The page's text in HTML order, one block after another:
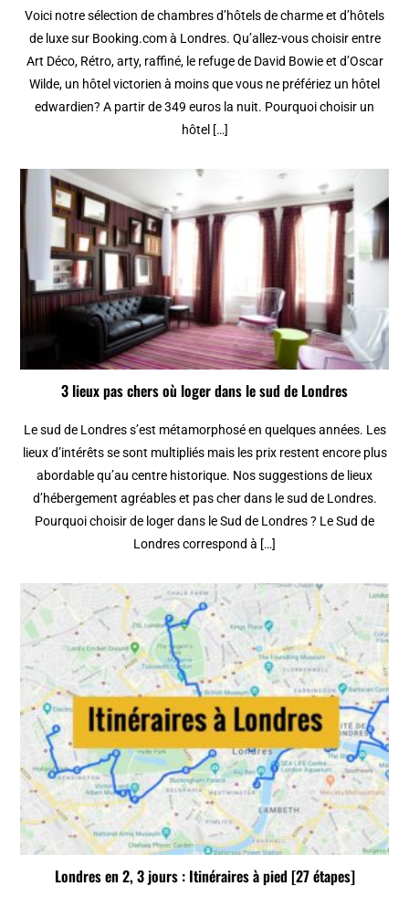
Voici notre sélection de chambres d’hôtels de charme et d’hôtels
de luxe sur Booking.com à Londres. Qu’allez-vous choisir entre
Art Déco, Rétro, arty, raffiné, le refuge de David Bowie et d’Oscar
Wilde, un hôtel victorien à moins que vous ne préfériez un hôtel
edwardien? A partir de 349 euros la nuit. Pourquoi choisir un
hôtel […]
3 lieux pas chers où loger dans le sud de Londres
Le sud de Londres s’est métamorphosé en quelques années. Les
lieux d’intérêts se sont multipliés mais les prix restent encore plus
abordable qu’au centre historique. Nos suggestions de lieux
d’hébergement agréables et pas cher dans le sud de Londres.
Pourquoi choisir de loger dans le Sud de Londres ? Le Sud de
Londres correspond à […]
Londres en 2, 3 jours : Itinéraires à pied [27 étapes]